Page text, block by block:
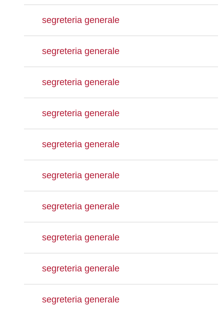
segreteria generale
segreteria generale
segreteria generale
segreteria generale
segreteria generale
segreteria generale
segreteria generale
segreteria generale
segreteria generale
segreteria generale